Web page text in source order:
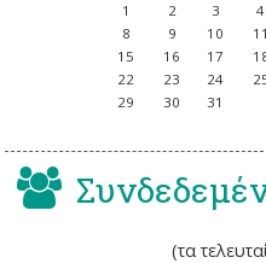
1
2 3 4
8
9 10 11
15
16 17
22
23 24
29
30 31
(τα